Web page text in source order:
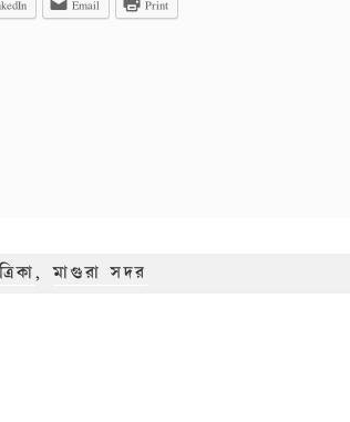
Email Print
,মাগুরা সদর